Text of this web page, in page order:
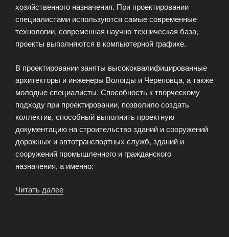
хозяйственного назначения. При проектировании
специалистами используются самые современные
технологии, современная научно-техническая база,
проекты выполняются в компьютерной графике.
В проектировании заняты высококвалифицированные
архитекторы и инженеры Вологды и Череповца, а также
молодые специалисты. Способность к творческому
подходу при проектировании, позволило создать
коллектив, способный выполнить проектную
документацию на строительство зданий и сооружений
дорожных и автотранспортных служб, зданий и
сооружений промышленного и гражданского
назначения, а именно:
Читать далее